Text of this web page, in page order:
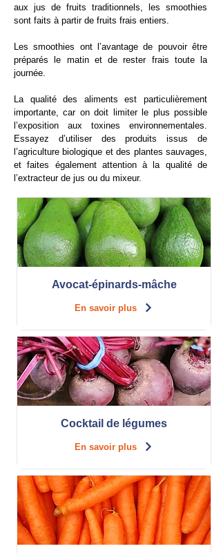
aux jus de fruits traditionnels, les smoothies
sont faits à partir de fruits frais entiers.
​Les smoothies ont l’avantage de pouvoir être
préparés le matin et de rester frais toute la
journée.
La qualité des aliments est particulièrement
importante, car on doit limiter le plus possible
l’exposition aux toxines environnementales.
Essayez d’utiliser des produits issus de
l’agriculture biologique et des plantes sauvages,
et faites également attention à la qualité de
l’extracteur de jus ou du mixeur.
Avocat-épinards-mâche
En savoir plus
Cocktail de légumes
En savoir plus